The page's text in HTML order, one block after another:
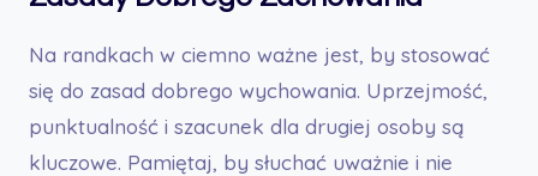
Na randkach w ciemno ważne jest, by stosować
się do zasad dobrego wychowania. Uprzejmość,
punktualność i szacunek dla drugiej osoby są
kluczowe. Pamiętaj, by słuchać uważnie i nie